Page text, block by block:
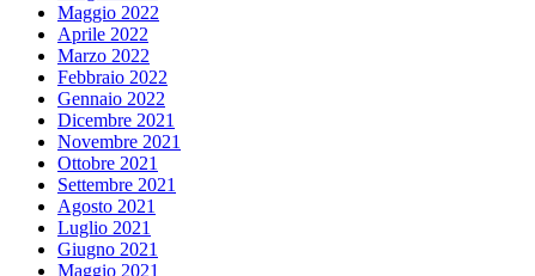
Maggio 2022
Aprile 2022
Marzo 2022
Febbraio 2022
Gennaio 2022
Dicembre 2021
Novembre 2021
Ottobre 2021
Settembre 2021
Agosto 2021
Luglio 2021
Giugno 2021
Maggio 2021